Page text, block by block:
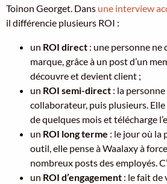
Toinon Georget. Dans une interview
il différencie plusieurs ROI :
un ROI direct : une personne ne
marque, grâce à un post d’un
découvre et devient client ;
un ROI semi-direct : la
collaborateur, puis plusieurs.
de quelques mois et télécharge
un ROI long terme : le jour où la
outil, elle pense à Waalaxy à
nombreux posts des employés.
un ROI d’engagement : le fait de